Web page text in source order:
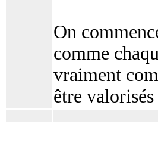
On
comme
vraiment
être